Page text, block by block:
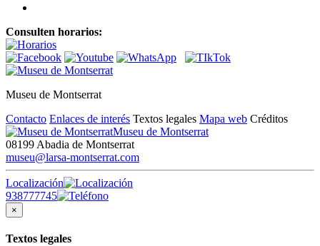
Consulten horarios:
Museu de Montserrat
Contacto Enlaces de interés Textos legales Mapa web Créditos
Museu de Montserrat
08199 Abadia de Montserrat
museu@larsa-montserrat.com
Localización
938777745
×
Textos legales